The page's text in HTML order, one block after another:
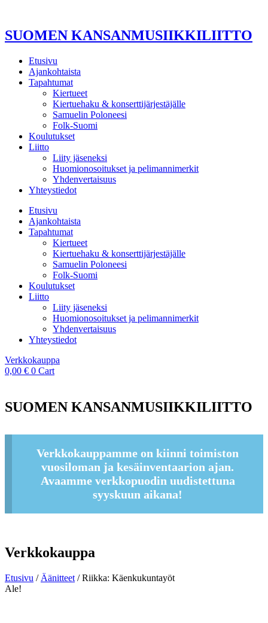
SUOMEN KANSANMUSIIKKILIITTO
Etusivu
Ajankohtaista
Tapahtumat
Kiertueet
Kiertuehaku & konserttijärjestäjälle
Samuelin Poloneesi
Folk-Suomi
Koulutukset
Liitto
Liity jäseneksi
Huomionosoitukset ja pelimannimerkit
Yhdenvertaisuus
Yhteystiedot
Etusivu
Ajankohtaista
Tapahtumat
Kiertueet
Kiertuehaku & konserttijärjestäjälle
Samuelin Poloneesi
Folk-Suomi
Koulutukset
Liitto
Liity jäseneksi
Huomionosoitukset ja pelimannimerkit
Yhdenvertaisuus
Yhteystiedot
Verkkokauppa
0,00 € 0 Cart
SUOMEN KANSANMUSIIKKILIITTO
Verkkokauppamme on kiinni toimiston
vuosiloman ja kesäinventaarion ajan.
Avaamme verkkopuodin uudistettuna
syyskuun aikana!
Verkkokauppa
Etusivu / Äänitteet / Riikka: Käenkukuntayöt
Ale!